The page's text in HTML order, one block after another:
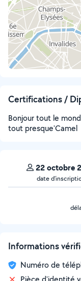
Certifications /
Bonjour tout le
tout presque'Camel
22 octobre
date
Informations
Numéro de